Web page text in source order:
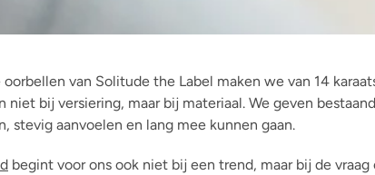
oorbellen van Solitude the Label maken we van 14
niet bij versiering, maar bij materiaal. We geven
stevig aanvoelen en lang mee kunnen gaan.
begint voor ons ook niet bij een trend, maar bij de